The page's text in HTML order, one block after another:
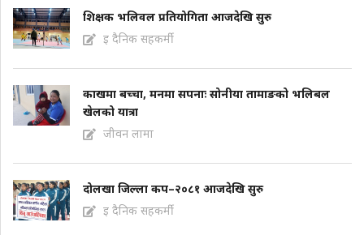
शिक्षक भलिवल प्रतियोगिता आजदेखि सुरु
इ दैनिक सहकर्मी
काखमा बच्चा, मनमा सपनाः सोनीया तामाङको भलिबल
खेलको यात्रा
जीवन लामा
दोलखा जिल्ला कप–२०८१ आजदेखि सुरु
इ दैनिक सहकर्मी